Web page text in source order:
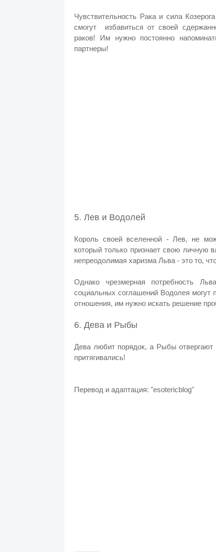
Чувствительность Рака и сила
смогут избавиться от своей
раков! Им нужно постоянно
партнеры!
5. Лев и Водолей
Король своей вселенной - Лев, не
который только признает свою личную
непреодолимая харизма Льва - это то,
Однако чрезмерная потребность
социальных соглашений Водолея могут
отношения, им нужно искать решение
6. Дева и Рыбы
Дева любит порядок, а Рыбы отвергают
притягивались!
Перевод и адаптация: "esotericblog"